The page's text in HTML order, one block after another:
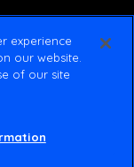
experience
our website.
of our site